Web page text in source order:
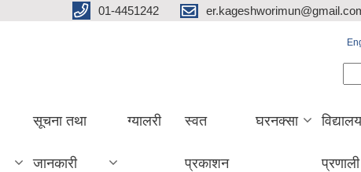
01-4451242
सूचना तथा
जानकारी
ग्यालरी स्वत
प्रकाशन
घरनक्सा
प्रणाली